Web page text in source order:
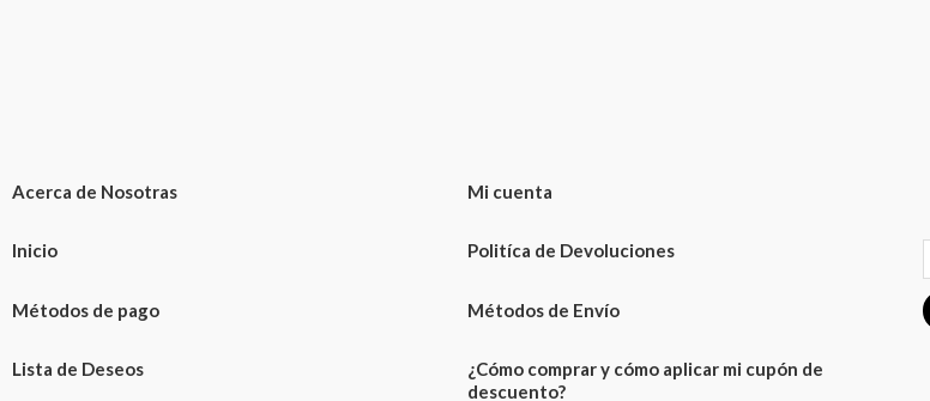
Acerca de Nosotras
Inicio
Métodos de pago
Lista de Deseos
Mi cuenta
Politíca de Devoluciones
Métodos de Envío
¿Cómo comprar y cómo aplicar mi cupón de
descuento?